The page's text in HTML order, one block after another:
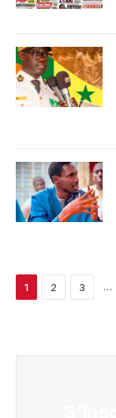
1 2 3 …